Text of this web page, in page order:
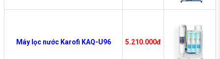
Máy lọc nước Karofi KAQ-U96 5.210.000đ